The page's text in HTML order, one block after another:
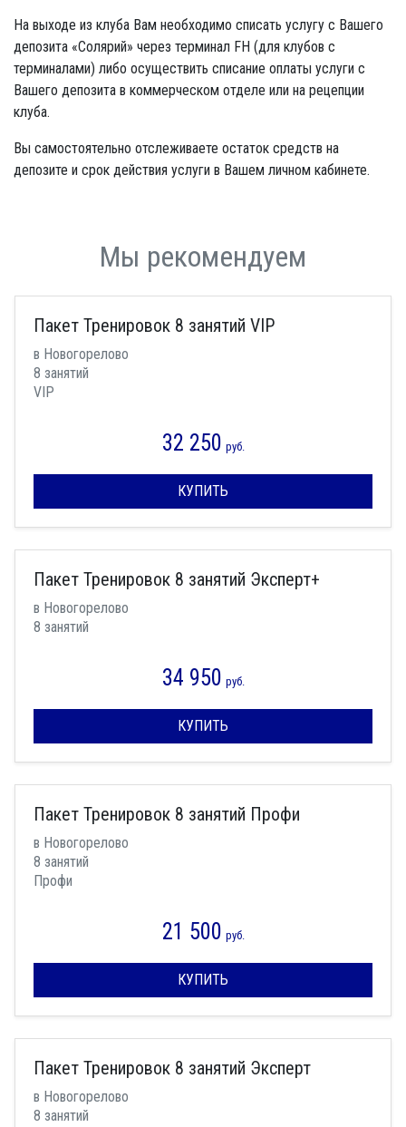
На выходе из клуба Вам необходимо списать услугу с Вашего
депозита «Солярий» через терминал FH (для клубов с
терминалами) либо осуществить списание оплаты услуги с
Вашего депозита в коммерческом отделе или на рецепции
клуба.
Вы самостоятельно отслеживаете остаток средств на
депозите и срок действия услуги в Вашем личном кабинете.
Мы рекомендуем
Пакет Тренировок 8 занятий VIP
в Новогорелово
8 занятий
VIP
32 250 руб.
КУПИТЬ
Пакет Тренировок 8 занятий Эксперт+
в Новогорелово
8 занятий
34 950 руб.
КУПИТЬ
Пакет Тренировок 8 занятий Профи
в Новогорелово
8 занятий
Профи
21 500 руб.
КУПИТЬ
Пакет Тренировок 8 занятий Эксперт
в Новогорелово
8 занятий